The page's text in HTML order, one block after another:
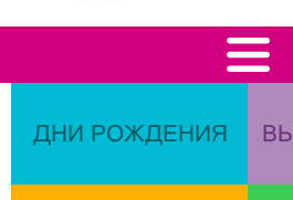
ДНИ РОЖДЕНИЯ